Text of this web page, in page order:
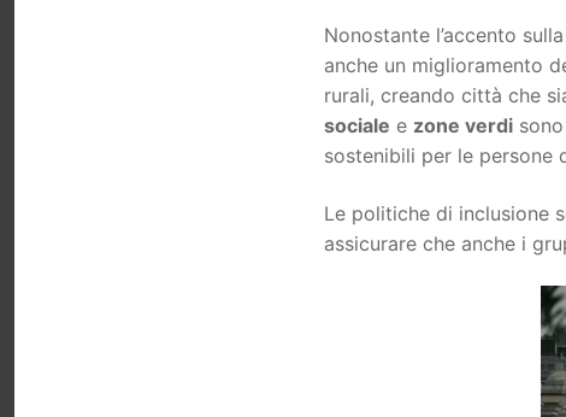
Nonostante l’accento
anche un miglioramento
rurali, creando città che
sociale e zone verdisono
sostenibili per le persone
Le politiche di inclusione
assicurare che anche i